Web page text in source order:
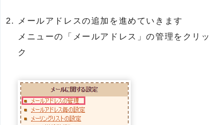
メールアドレスの追加を進めていきます
メニューの「メールアドレス」の管理をクリッ
ク